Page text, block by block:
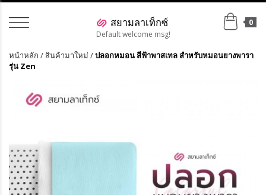
Default welcome msg!
0
หน้าหลัก / สินค้ามาใหม่ /ปลอกหมอน สีฟ้าพาสเทล สำหรับหมอนยางพารา
รุ่น Zen